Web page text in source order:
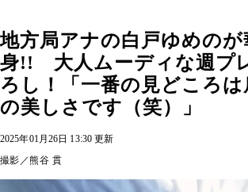
地方局アナの白戸ゆめのが
身!! 大人ムーディな週プ
ろし！「一番の見どころは
の美しさです（笑）」
2025年01月26日 13:30 更新
撮影／熊谷 貫